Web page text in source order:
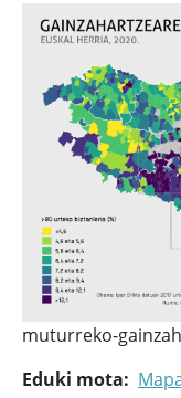
muturreko-
Eduki mota